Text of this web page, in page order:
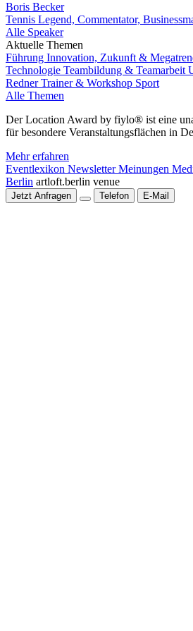
Boris Becker
Tennis Legend, Commentator,
Alle Speaker
Aktuelle Themen
Führung Innovation, Zukunft &
Technologie Teambildung & Teamarbeit
RednerTrainer & Workshop Sport
Alle Themen
Der Location Award by fiylo® ist eine
für besondere Veranstaltungsflächen in
Mehr erfahren
Eventlexikon NewsletterMeinungen
Berlin artloft.berlin venue
Jetzt Anfragen Telefon E-Mail